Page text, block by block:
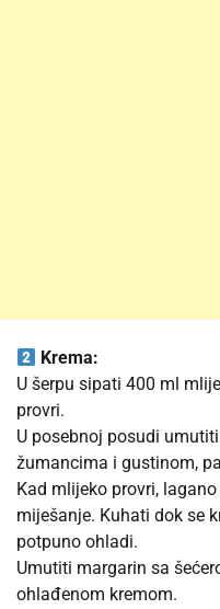
Krema:
U šerpu sipati 400 ml
provri.
U posebnoj posudi
žumancima i gustinom,
Kad mlijeko provri,
miješanje. Kuhati dok se
potpuno ohladi.
Umutiti margarin sa
ohlađenom kremom.